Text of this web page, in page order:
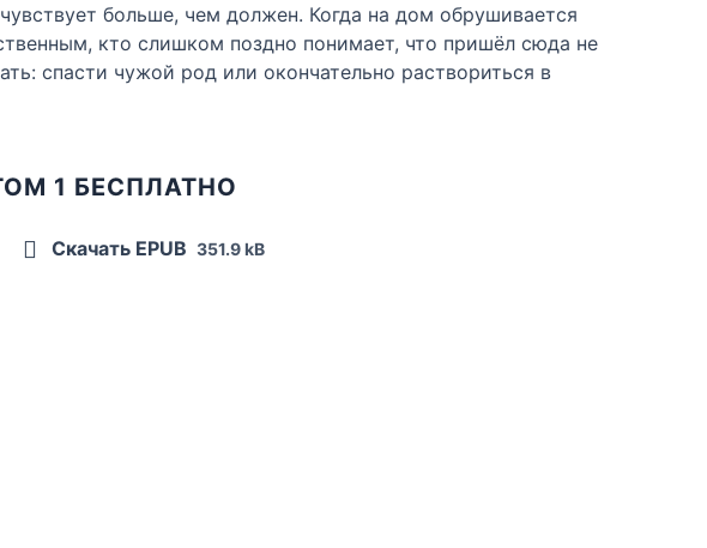
больше, чем должен. Когда на дом обрушивается
кто слишком поздно понимает, что пришёл сюда не
спасти чужой род или окончательно раствориться в
1 БЕСПЛАТНО
Скачать EPUB 351.9 kB